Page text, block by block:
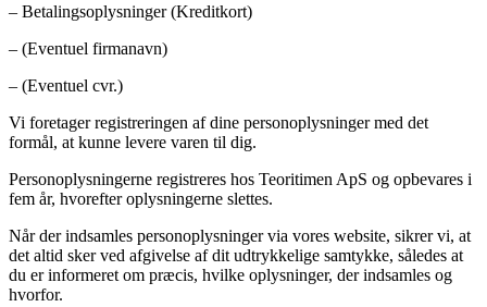
– Betalingsoplysninger (Kreditkort)
– (Eventuel firmanavn)
– (Eventuel cvr.)
Vi foretager registreringen af dine personoplysninger med det
formål, at kunne levere varen til dig.
Personoplysningerne registreres hos Teoritimen ApS og opbevares i
fem år, hvorefter oplysningerne slettes.
Når der indsamles personoplysninger via vores website, sikrer vi, at
det altid sker ved afgivelse af dit udtrykkelige samtykke, således at
du er informeret om præcis, hvilke oplysninger, der indsamles og
hvorfor.